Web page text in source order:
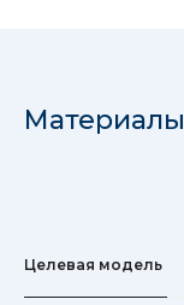
Материалы
Целевая модель